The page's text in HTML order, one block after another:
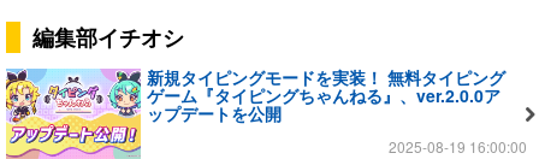
編集部イチオシ
新規タイピングモードを実装！ 無料タイピング
ゲーム『タイピングちゃんねる』、ver.2.0.0ア
ップデートを公開
2025-08-19 16:00:00